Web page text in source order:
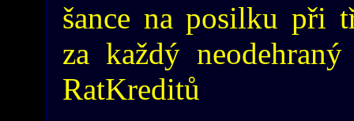
šance na posilku při
za každý
RatKreditů